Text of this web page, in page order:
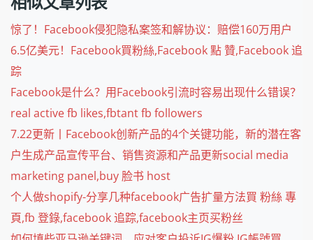
惊了！Facebook侵犯隐私案签和解协议：赔偿160万用户
6.5亿美元！Facebook買粉絲,Facebook 點 贊,Facebook 追
踪
Facebook是什么？用Facebook引流时容易出现什么错误？
real active fb likes,fbtant fb followers
7.22更新丨Facebook创新产品的4个关键功能，新的潜在客
户生成产品宣传平台、销售资源和产品更新social media
marketing panel,buy 脸书 host
个人做shopify-分享几种facebook广告扩量方法買 粉絲 專
頁,fb 登錄,facebook 追踪,facebook主页买粉丝